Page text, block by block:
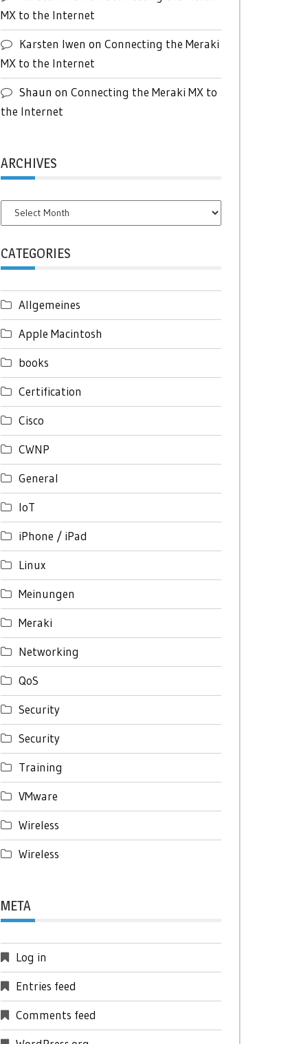
MX to the Internet
Karsten Iwen on Connecting the Meraki
MX to the Internet
Shaun on Connecting the Meraki MX to
the Internet
ARCHIVES
Archives
CATEGORIES
Allgemeines
Apple Macintosh
books
Certification
Cisco
CWNP
General
IoT
iPhone / iPad
Linux
Meinungen
Meraki
Networking
QoS
Security
Security
Training
VMware
Wireless
Wireless
META
Log in
Entries feed
Comments feed